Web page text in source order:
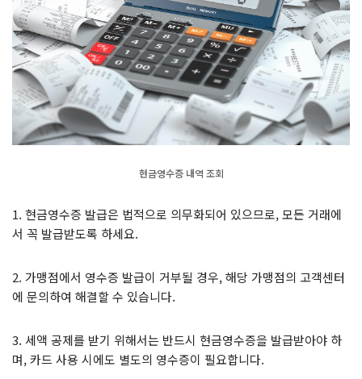
현금영수증 내역 조회
1. 현금영수증 발급은 법적으로 의무화되어 있으므로, 모든 거래에
서 꼭 발급받도록 하세요.
2. 가맹점에서 영수증 발급이 거부될 경우, 해당 가맹점의 고객센터
에 문의하여 해결할 수 있습니다.
3. 세액 공제를 받기 위해서는 반드시 현금영수증을 발급받아야 하
며, 카드 사용 시에도 별도의 영수증이 필요합니다.